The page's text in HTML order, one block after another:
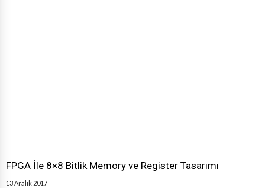
FPGA İle 8×8 Bitlik Memory ve Register Tasarımı
13 Aralık 2017